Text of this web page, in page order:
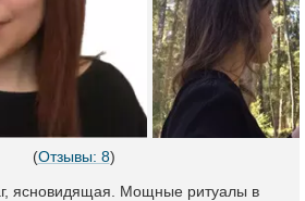
(Отзывы: 8)
ясновидящая. Мощные ритуалы в